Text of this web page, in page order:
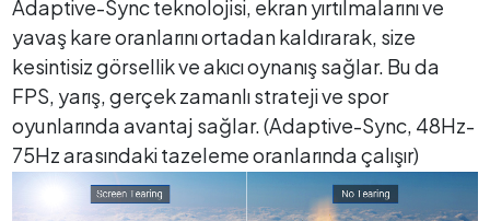
Adaptive-Sync teknolojisi, ekran yırtılmalarını ve
yavaş kare oranlarını ortadan kaldırarak, size
kesintisiz görsellik ve akıcı oynanış sağlar. Bu da
FPS, yarış, gerçek zamanlı strateji ve spor
oyunlarında avantaj sağlar. (Adaptive-Sync, 48Hz-
75Hz arasındaki tazeleme oranlarında çalışır)